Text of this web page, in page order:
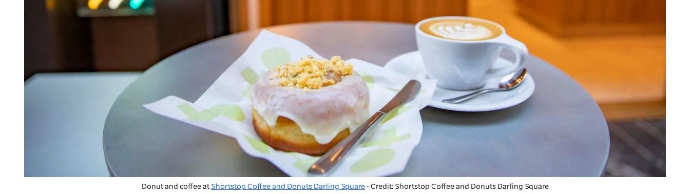
Donut and coffee at Shortstop Coffee and Donuts Darling Square- Credit: Shortstop Coffee and Donuts Darling Square